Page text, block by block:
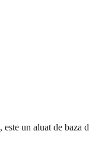
, este un aluat de baza